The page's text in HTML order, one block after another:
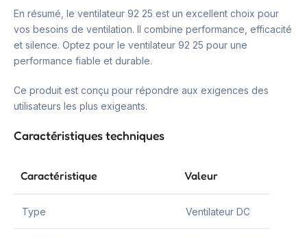
En résumé, le ventilateur 92 25 est un excellent choix pour
vos besoins de ventilation. Il combine performance, efficacité
et silence. Optez pour le ventilateur 92 25 pour une
performance fiable et durable.
Ce produit est conçu pour répondre aux exigences des
utilisateurs les plus exigeants.
Caractéristiques techniques
Caractéristique Valeur
Type Ventilateur DC